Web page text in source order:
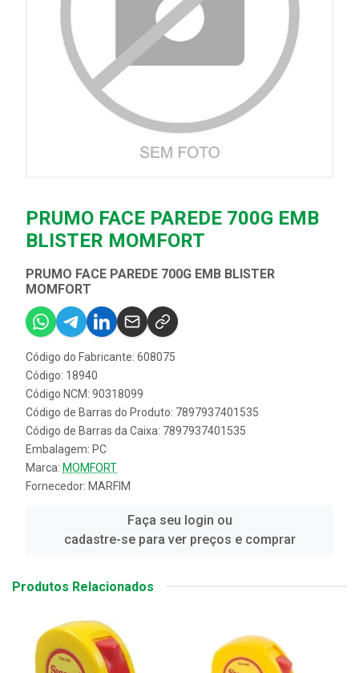
PRUMO FACE PAREDE 700G EMB
BLISTER MOMFORT
PRUMO FACE PAREDE 700G EMB BLISTER
MOMFORT
Código do Fabricante: 608075
Código: 18940
Código NCM: 90318099
Código de Barras do Produto: 7897937401535
Código de Barras da Caixa: 7897937401535
Embalagem: PC
Marca: MOMFORT
Fornecedor: MARFIM
Faça seu login ou
cadastre-se para ver preços e comprar
Produtos Relacionados